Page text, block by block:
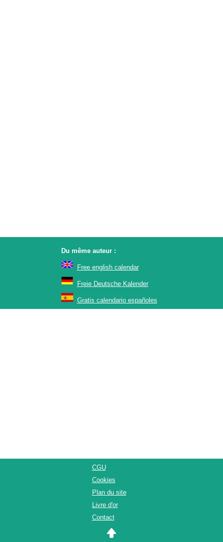
Du même auteur :
Free english calendar
Freie Deutsche Kalender
Gratis calendario españoles
CGU
Cookies
Plan du site
Livre d'or
Contact